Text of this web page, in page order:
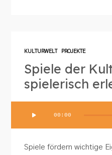
KULTURWELT PROJEKTE
Spiele der
spielerisch
00:00
Spiele fördern wichtige